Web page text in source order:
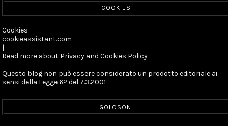
COOKIES
Cookies
cookieassistant.com
|
Read more about Privacy and Cookies Policy
Questo blog non può essere considerato un prodotto editoriale ai
sensi della Legge 62 del 7.3.2001
GOLOSONI